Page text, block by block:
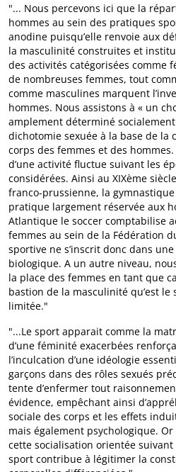
"... Nous percevons ici que la
hommes au sein des pratiques
anodine puisqu’elle renvoie aux
la masculinité construites et
des activités catégorisées comme
de nombreuses femmes, tout
comme masculines marquent
hommes. Nous assistons à « un
amplement déterminé
dichotomie sexuée à la base de la
corps des femmes et des
d’une activité fluctue suivant les
considérées. Ainsi au XIXème
franco-prussienne, la
pratique largement réservée aux
Atlantique le soccer comptabilise
femmes au sein de la Fédération
sportive ne s’inscrit donc dans
biologique. A un autre niveau,
la place des femmes en tant que
bastion de la masculinité qu’est
limitée."
"...Le sport apparait comme la
d’une féminité exacerbées
l’inculcation d’une idéologie
garçons dans des rôles sexués
tente d’enfermer tout
évidence, empêchant ainsi
sociale des corps et les effets
mais également psychologique.
cette socialisation orientée
sport contribue à légitimer la